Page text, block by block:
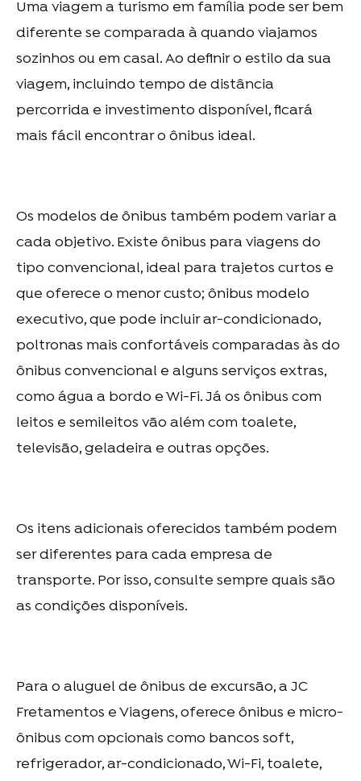
Uma viagem a turismo em família pode ser bem
diferente se comparada à quando viajamos
sozinhos ou em casal. Ao definir o estilo da sua
viagem, incluindo tempo de distância
percorrida e investimento disponível, ficará
mais fácil encontrar o ônibus ideal.
Os modelos de ônibus também podem variar a
cada objetivo. Existe ônibus para viagens do
tipo convencional, ideal para trajetos curtos e
que oferece o menor custo; ônibus modelo
executivo, que pode incluir ar-condicionado,
poltronas mais confortáveis comparadas às do
ônibus convencional e alguns serviços extras,
como água a bordo e Wi-Fi. Já os ônibus com
leitos e semileitos vão além com toalete,
televisão, geladeira e outras opções.
Os itens adicionais oferecidos também podem
ser diferentes para cada empresa de
transporte. Por isso, consulte sempre quais são
as condições disponíveis.
Para o aluguel de ônibus de excursão, a JC
Fretamentos e Viagens, oferece ônibus e micro-
ônibus com opcionais como bancos soft,
refrigerador, ar-condicionado, Wi-Fi, toalete,